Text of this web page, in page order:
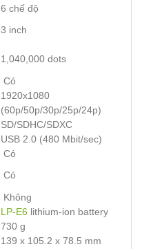
6 chế độ
3 inch
1,040,000 dots
Có
1920x1080
(60p/50p/30p/25p/24p)
SD/SDHC/SDXC
USB 2.0 (480 Mbit/sec)
Có
Có
Không
LP-E6 lithium-ion battery
730 g
139 x 105.2 x 78.5 mm